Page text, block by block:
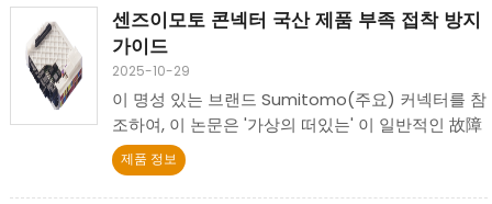
센즈이모토 콘넥터 국산 제품 부족 접착 방지
가이드
2025-10-29
이 명성 있는 브랜드 Sumitomo(주요) 커넥터를 참
조하여, 이 논문은 '가상의 떠있는' 이 일반적인 故障
형태에 집중하고, 브랜드 기술 시각과 국산 커넥터 선
택 및 조립 실습을 결합하여, 가상의 떠있는이 발생하
제품 정보